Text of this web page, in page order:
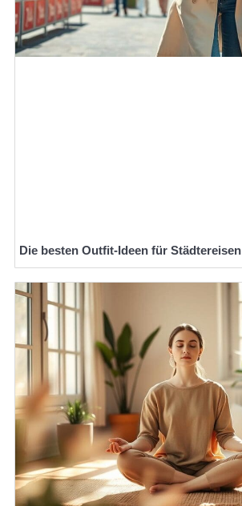
Die besten Outfit-Ideen für Städtereisen